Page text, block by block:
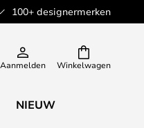
100+ designermerken
Winkelwagen
Aanmelden
NIEUW